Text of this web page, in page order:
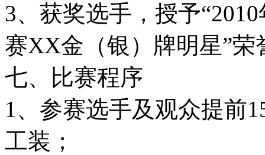
3、获奖选手，授予
赛XX金（银）牌明星”
七、比赛程序
1、参赛选手及观众提前
工装；